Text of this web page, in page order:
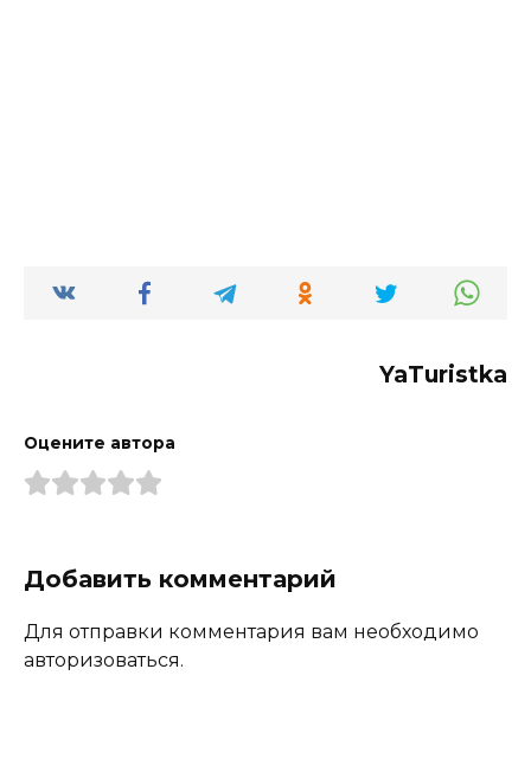
YaTuristka
Оцените автора
Добавить комментарий
Для отправки комментария вам необходимо
авторизоваться.